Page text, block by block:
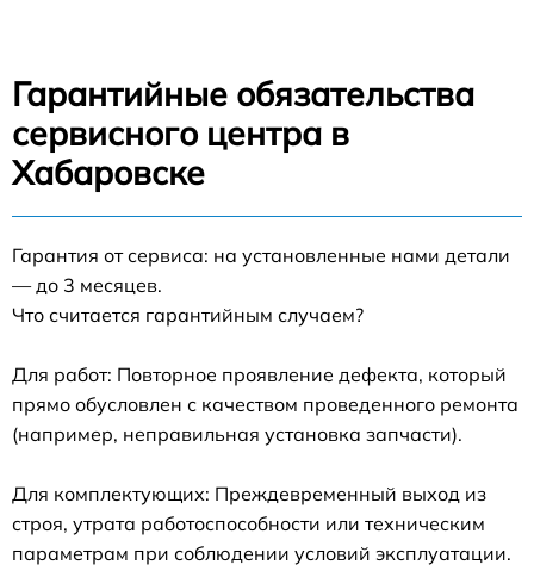
Гарантийные обязательства
сервисного центра в
Хабаровске
Гарантия от сервиса: на установленные нами детали
— до 3 месяцев.
Что считается гарантийным случаем?
Для работ: Повторное проявление дефекта, который
прямо обусловлен с качеством проведенного ремонта
(например, неправильная установка запчасти).
Для комплектующих: Преждевременный выход из
строя, утрата работоспособности или техническим
параметрам при соблюдении условий эксплуатации.